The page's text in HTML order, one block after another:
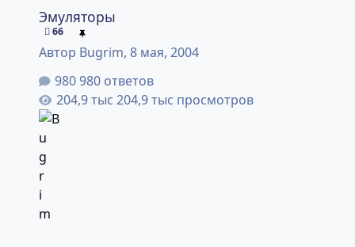
Эмуляторы
66
Автор Bugrim, 8 мая, 2004
980 ответов
204,9 тыс просмотров